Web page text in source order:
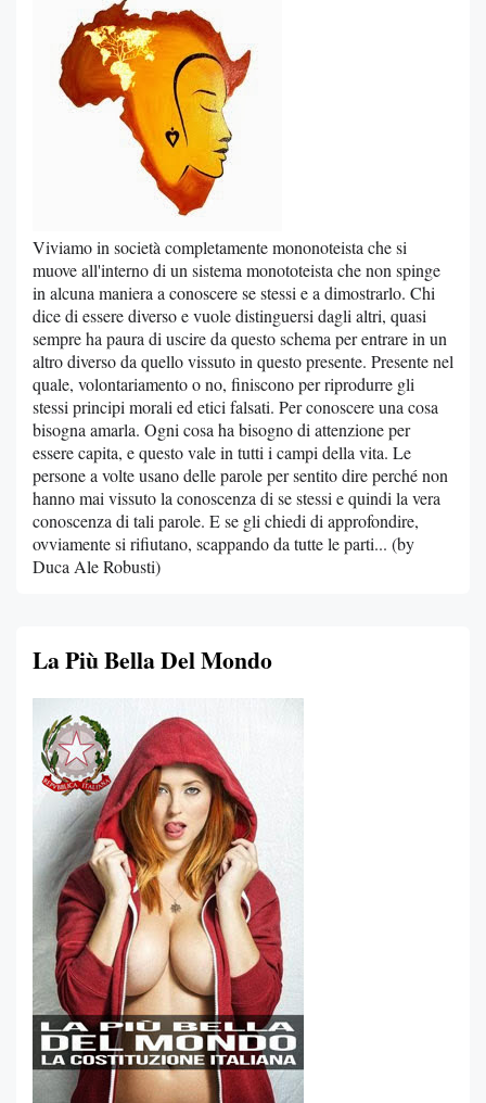
Viviamo in società completamente mononoteista che si
muove all'interno di un sistema monototeista che non spinge
in alcuna maniera a conoscere se stessi e a dimostrarlo. Chi
dice di essere diverso e vuole distinguersi dagli altri, quasi
sempre ha paura di uscire da questo schema per entrare in un
altro diverso da quello vissuto in questo presente. Presente nel
quale, volontariamento o no, finiscono per riprodurre gli
stessi principi morali ed etici falsati. Per conoscere una cosa
bisogna amarla. Ogni cosa ha bisogno di attenzione per
essere capita, e questo vale in tutti i campi della vita. Le
persone a volte usano delle parole per sentito dire perché non
hanno mai vissuto la conoscenza di se stessi e quindi la vera
conoscenza di tali parole. E se gli chiedi di approfondire,
ovviamente si rifiutano, scappando da tutte le parti... (by
Duca Ale Robusti)
La Più Bella Del Mondo